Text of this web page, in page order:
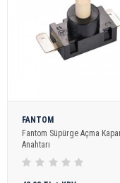
FANTOM
Fantom Süpürge Açma
Anahtarı